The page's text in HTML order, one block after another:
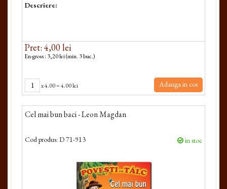
Descriere:
Pret: 4,00 lei
En-gross : 3,20 lei (min. 3 buc.)
x4.00=4.00 lei Adauga in cos
Cel mai bun baci - Leon Magdan
Cod produs: D 71-913 in stoc